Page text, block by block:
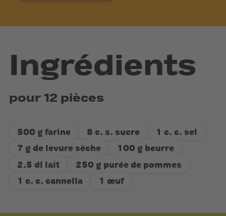
Ingrédients
pour 12 pièces
500 g farine 8 c. s. sucre
1 c. c. sel
7 g de levure sèche
100 g beurre
2.5 dl lait
250 g purée de pommes
1 c. c. cannella
1 œuf